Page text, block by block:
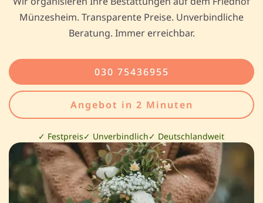
Münzesheim. Transparente Preise. Unverbindliche
Beratung. Immer erreichbar.
030 75436955
Angebot in 2 Minuten
✓ Festpreis✓ Unverbindlich✓ Deutschlandweit